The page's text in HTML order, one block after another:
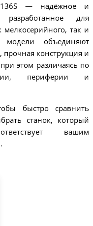
— надёжное и
разработанное для
так и
модели объединяют
прочная конструкция и
этом различаясь по
периферии и
быстро сравнить
станок, который
вашим